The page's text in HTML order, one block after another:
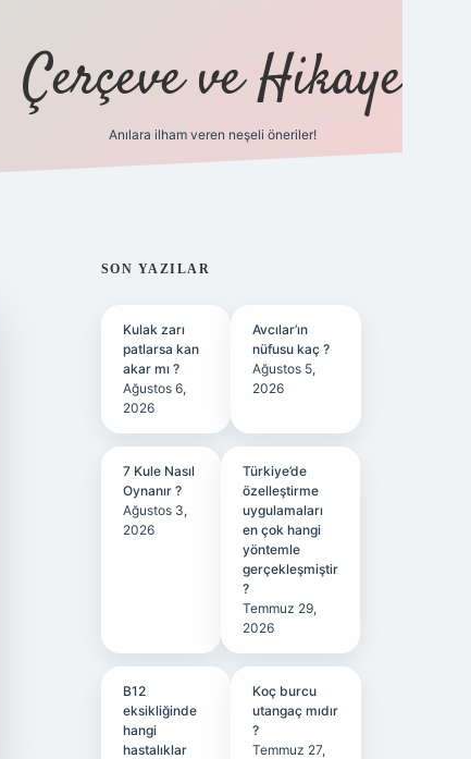
Çerçeve ve Hikaye
Anılara ilham veren neşeli öneriler!
SIDEBAR
SON YAZILAR
Kulak zarı
patlarsa kan
akar mı ?
Ağustos 6,
2026
Avcılar’ın
nüfusu kaç ?
Ağustos 5,
2026
7 Kule Nasıl
Oynanır ?
Ağustos 3,
2026
Türkiye’de
özelleştirme
uygulamaları
en çok hangi
yöntemle
gerçekleşmiştir
?
Temmuz 29,
2026
B12
eksikliğinde
hangi
hastalıklar
Koç burcu
utangaç mıdır
?
Temmuz 27,